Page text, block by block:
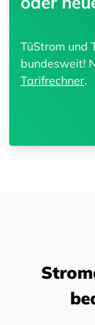
TüStrom und
bundesweit!
Tarifrechner.